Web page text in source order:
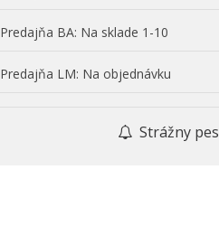
Predajňa BA: Na sklade 1-10
Predajňa LM: Na objednávku
Strážny pes